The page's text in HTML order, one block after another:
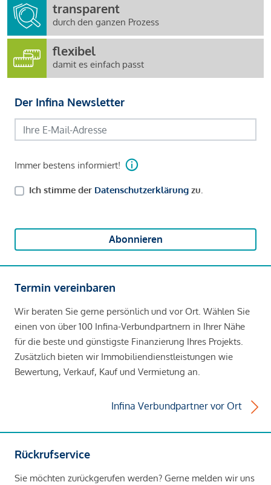
transparent
durch den ganzen Prozess
flexibel
damit es einfach passt
Der Infina Newsletter
Immer bestens informiert!
Ich stimme der Datenschutzerklärung zu.
Abonnieren
Termin vereinbaren
Wir beraten Sie gerne persönlich und vor Ort. Wählen Sie
einen von über 100 Infina-Verbundpartnern in Ihrer Nähe
für die beste und günstigste Finanzierung Ihres Projekts.
Zusätzlich bieten wir Immobiliendienstleistungen wie
Bewertung, Verkauf, Kauf und Vermietung an.
Infina Verbundpartner vor Ort
Rückrufservice
Sie möchten zurückgerufen werden? Gerne melden wir uns